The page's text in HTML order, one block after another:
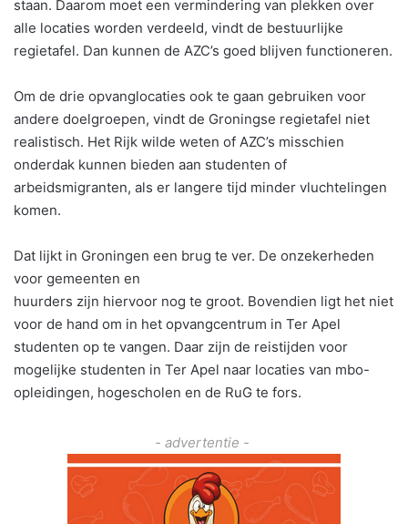
staan. Daarom moet een vermindering van plekken over
alle locaties worden verdeeld, vindt de bestuurlijke
regietafel. Dan kunnen de AZC’s goed blijven functioneren.
Om de drie opvanglocaties ook te gaan gebruiken voor
andere doelgroepen, vindt de Groningse regietafel niet
realistisch. Het Rijk wilde weten of AZC’s misschien
onderdak kunnen bieden aan studenten of
arbeidsmigranten, als er langere tijd minder vluchtelingen
komen.
Dat lijkt in Groningen een brug te ver. De onzekerheden
voor gemeenten en
huurders zijn hiervoor nog te groot. Bovendien ligt het niet
voor de hand om in het opvangcentrum in Ter Apel
studenten op te vangen. Daar zijn de reistijden voor
mogelijke studenten in Ter Apel naar locaties van mbo-
opleidingen, hogescholen en de RuG te fors.
- advertentie -